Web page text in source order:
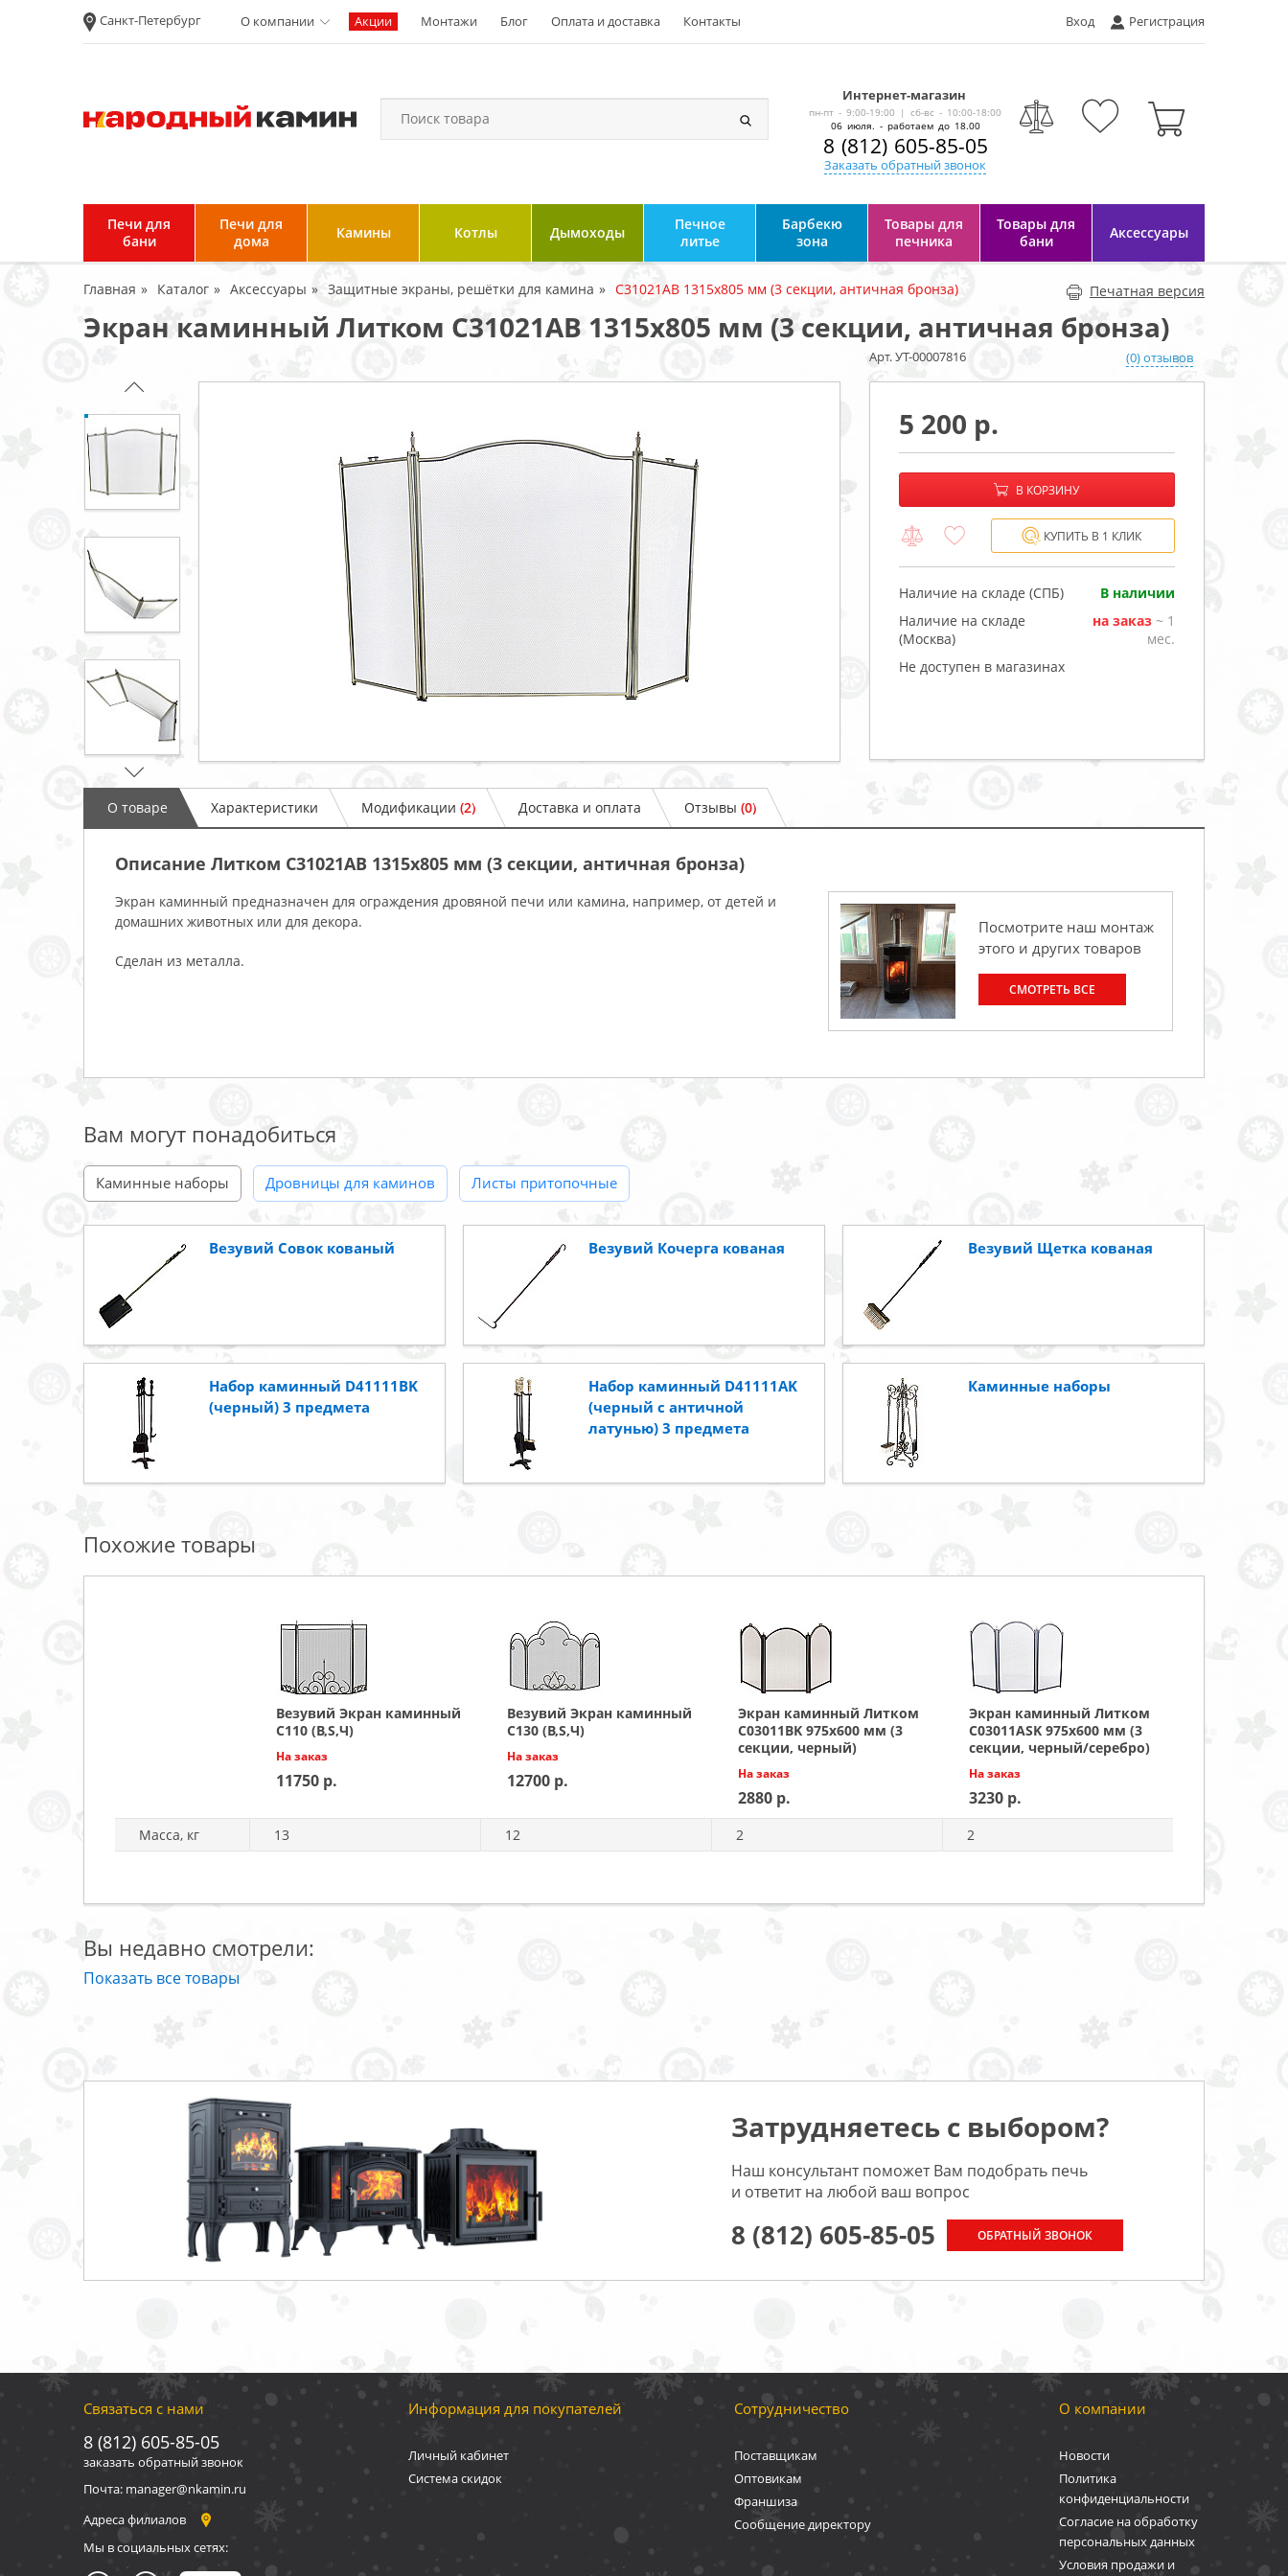
Санкт-Петербург О компании
обработку
персональных
данных
Условия продажи и
возврата товара
Пользовательское
соглашение
Акции Монтажи Блог Оплата и доставка Контакты Вход Регистрация
Интернет-магазин
-
пн-пт - 9:00-19:00 | сб-вс - 10:00-18:00
06 июля. - работаем до 18.00
8 (812) 605-85-05
Заказать обратный звонок
Печи для
бани
Печи для
дома
Камины Котлы Дымоходы
Печное
литье
Барбекю
зона
Товары для
печника
Товары для
бани
Аксессуары
Печатная версия
Главная Каталог Аксессуары Защитные экраны, решётки для камина C31021AB 1315х805 мм (3 секции, античная бронза)
Экран каминный Литком C31021AB 1315х805 мм (3 секции, античная бронза)
Арт. УТ-00007816 (0) отзывов
5 200
−
В КОРЗИНУ
КУПИТЬ В 1 КЛИК
Наличие на складе (СПБ)
В наличии
Наличие на складе
(Москва)
на заказ ~ 1
мес.
Не доступен в магазинах
О товаре Характеристики Модификации (2) Доставка и оплата Отзывы (0)
Описание Литком C31021AB 1315х805 мм (3 секции, античная бронза)
Посмотрите наш монтаж
этого и других товаров
СМОТРЕТЬ ВСЕ
Экран каминный предназначен для ограждения дровяной печи или камина, например, от детей и
домашних животных или для декора.
Сделан из металла.
Вам могут понадобиться
Каминные наборы Дровницы для каминов Листы притопочные
Везувий Совок кованый Везувий Кочерга кованая Везувий Щетка кованая
Набор каминный D41111BK
(черный) 3 предмета
Набор каминный D41111AK
(черный с античной
латунью) 3 предмета
Каминные наборы
Похожие товары
Везувий Экран каминный
C110 (В,S,Ч)
На заказ
11750
Везувий Экран каминный
C130 (B,S,Ч)
На заказ
12700
Экран каминный Литком
C03011BK 975х600 мм (3
секции, черный)
На заказ
2880
Экран каминный Литком
C03011ASK 975х600 мм (3
секции, черный/серебро)
На заказ
3230
Масса, кг 13 12 2 2
Вы недавно смотрели:
Показать все товары
Затрудняетесь с выбором?
Наш консультант поможет Вам подобрать печь
и ответит на любой ваш вопрос
8 (812) 605-85-05 ОБРАТНЫЙ ЗВОНОК
Связаться с нами
8 (812) 605-85-05
заказать обратный звонок
Почта: manager@nkamin.ru
Адреса филиалов
Мы в социальных сетях:
Информация для покупателей
Личный кабинет
Система скидок
Сотрудничество
Поставщикам
Оптовикам
Франшиза
Сообщение директору
О компании
Новости
Политика
конфиденциальности
Согласие на обработку
персональных данных
Условия продажи и